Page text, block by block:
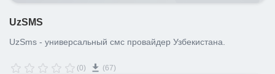
UzSMS
UzSms - универсальный смс провайдер Узбекистана.
(0) (67)